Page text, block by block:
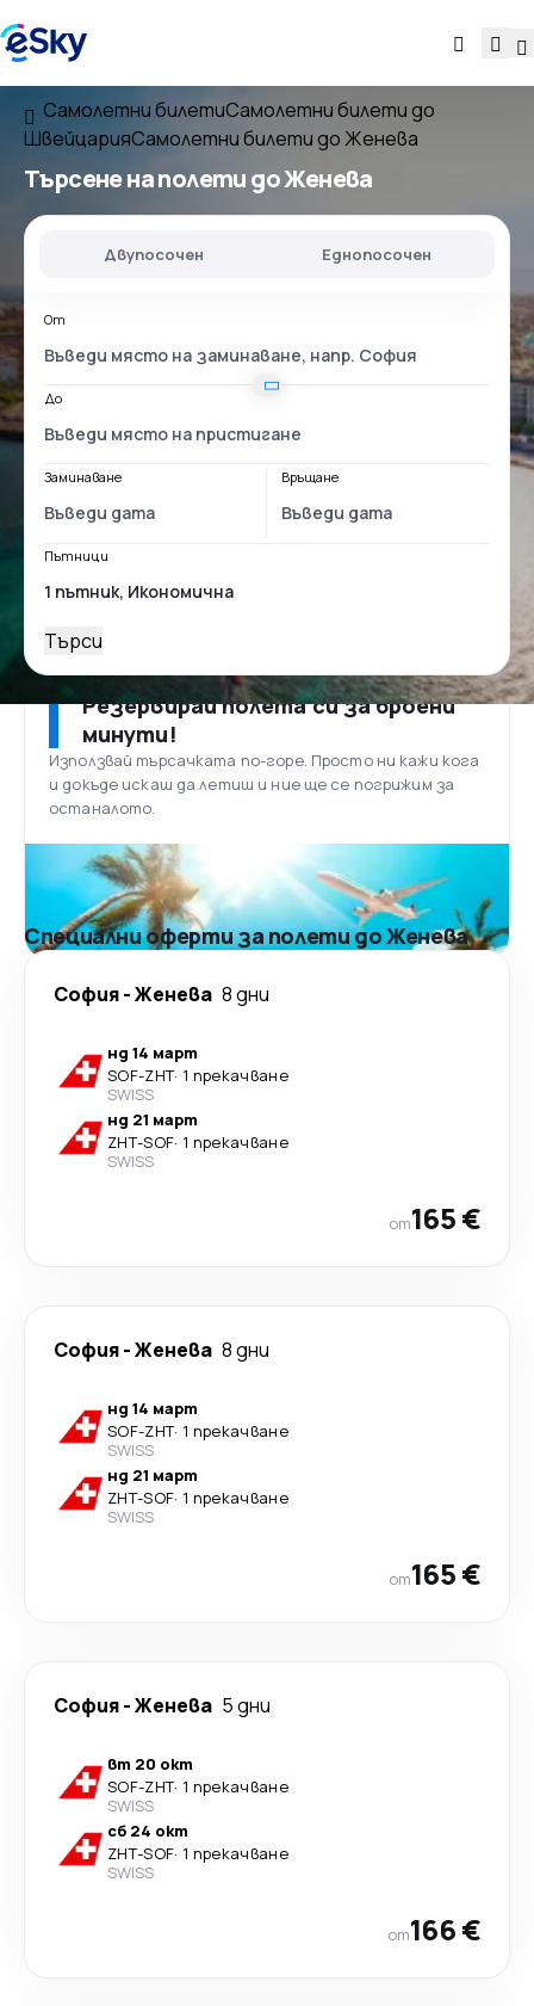
Самолетни билетиСамолетни билети до
ШвейцарияСамолетни билети до Женева
Търсене на полети до Женева
Двупосочен Еднопосочен
От
До
Заминаване Връщане
Пътници
Търси
Резервирай полета си за броени
минути!
Използвай търсачката по-горе. Просто ни кажи кога
и докъде искаш да летиш и ние ще се погрижим за
останалото.
Специални оферти за полети до Женева
София-Женева 8 дни
нд 14 март
SOF-ZHT· 1 прекачване
SWISS
нд 21 март
ZHT-SOF· 1 прекачване
SWISS
от165 €
София-Женева 8 дни
нд 14 март
SOF-ZHT· 1 прекачване
SWISS
нд 21 март
ZHT-SOF· 1 прекачване
SWISS
от165 €
София-Женева 5 дни
вт 20 окт
SOF-ZHT· 1 прекачване
SWISS
сб 24 окт
ZHT-SOF· 1 прекачване
SWISS
от166 €